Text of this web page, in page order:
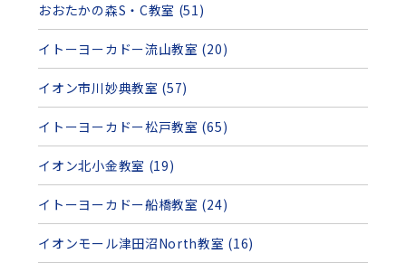
おおたかの森S・C教室 (51)
イトーヨーカドー流山教室 (20)
イオン市川妙典教室 (57)
イトーヨーカドー松戸教室 (65)
イオン北小金教室 (19)
イトーヨーカドー船橋教室 (24)
イオンモール津田沼North教室 (16)